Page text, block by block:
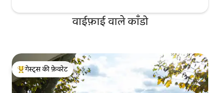
वाईफ़ाई वाले काँडो
गेस्ट्स का टॉप फ़ेवरेट
गेस्ट्स की फ़ेवरेट